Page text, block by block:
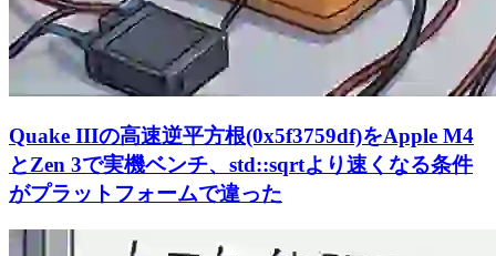
Quake IIIの高速逆平方根(0x5f3759df)をApple M4
とZen 3で実機ベンチ、std::sqrtより速くなる条件
がプラットフォームで違った